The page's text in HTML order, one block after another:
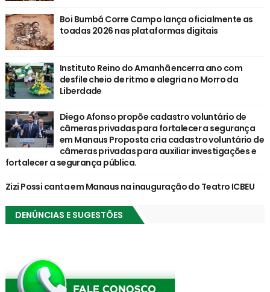
Boi Bumbá Corre Campo lança oficialmente as
toadas 2026 nas plataformas digitais
Instituto Reino do Amanhã encerra ano com
desfile cheio de ritmo e alegria no Morro da
Liberdade
Diego Afonso propõe cadastro voluntário de
câmeras privadas para fortalecer a segurança
em Manaus Proposta cria cadastro voluntário de
câmeras privadas para auxiliar investigações e
fortalecer a segurança pública.
Zizi Possi canta em Manaus na inauguração do Teatro ICBEU
DENÚNCIAS E SUGESTÕES